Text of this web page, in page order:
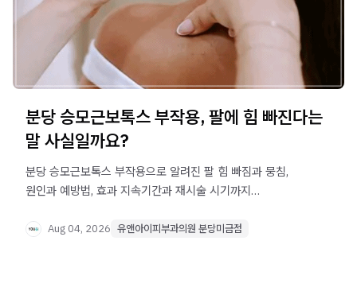
분당 승모근보톡스 부작용, 팔에 힘 빠진다는
말 사실일까요?
분당 승모근보톡스 부작용으로 알려진 팔 힘 빠짐과 뭉침,
원인과 예방법, 효과 지속기간과 재시술 시기까지
Aug 04, 2026 유앤아이피부과의원 분당미금점